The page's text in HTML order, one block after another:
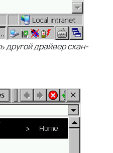
другой драйвер скан-